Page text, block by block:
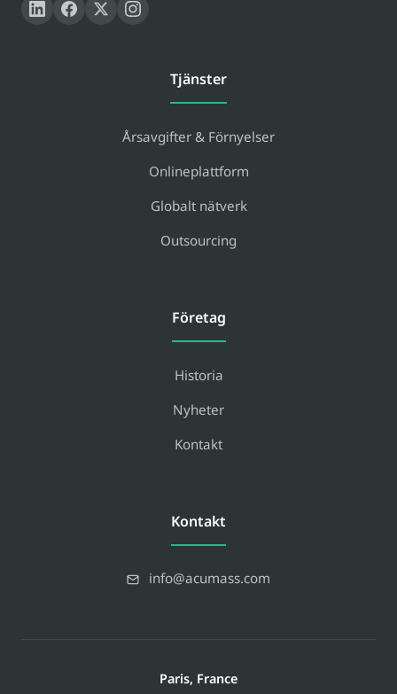
Tjänster
Årsavgifter & Förnyelser
Onlineplattform
Globalt nätverk
Outsourcing
Företag
Historia
Nyheter
Kontakt
Kontakt
info@acumass.com
Paris, France